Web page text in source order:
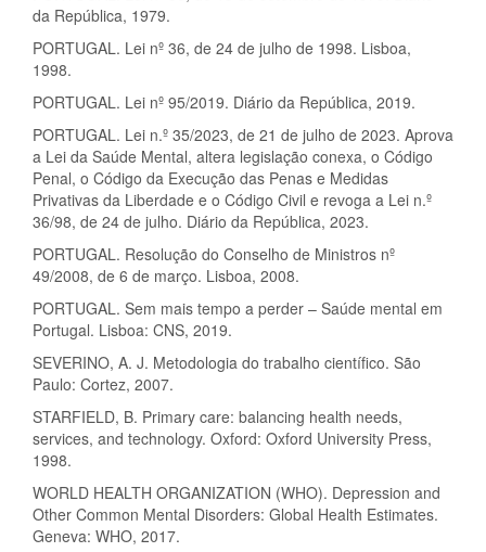
da República, 1979.
PORTUGAL. Lei nº 36, de 24 de julho de 1998. Lisboa,
1998.
PORTUGAL. Lei nº 95/2019. Diário da República, 2019.
PORTUGAL. Lei n.º 35/2023, de 21 de julho de 2023. Aprova
a Lei da Saúde Mental, altera legislação conexa, o Código
Penal, o Código da Execução das Penas e Medidas
Privativas da Liberdade e o Código Civil e revoga a Lei n.º
36/98, de 24 de julho. Diário da República, 2023.
PORTUGAL. Resolução do Conselho de Ministros nº
49/2008, de 6 de março. Lisboa, 2008.
PORTUGAL. Sem mais tempo a perder – Saúde mental em
Portugal. Lisboa: CNS, 2019.
SEVERINO, A. J. Metodologia do trabalho científico. São
Paulo: Cortez, 2007.
STARFIELD, B. Primary care: balancing health needs,
services, and technology. Oxford: Oxford University Press,
1998.
WORLD HEALTH ORGANIZATION (WHO). Depression and
Other Common Mental Disorders: Global Health Estimates.
Geneva: WHO, 2017.